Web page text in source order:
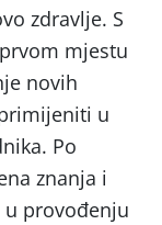
zdravlje. S
mjestu
novih
u
Po
znanja i
provođenju